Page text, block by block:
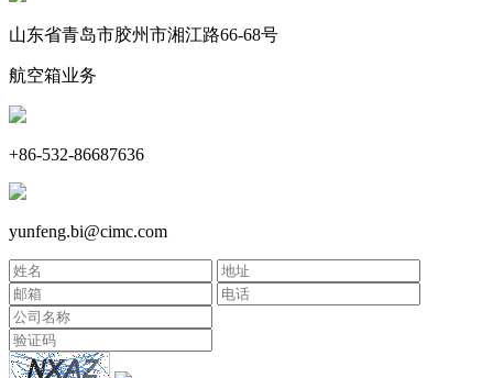
山东省青岛市胶州市湘江路66-68号
航空箱业务
+86-532-86687636
yunfeng.bi@cimc.com